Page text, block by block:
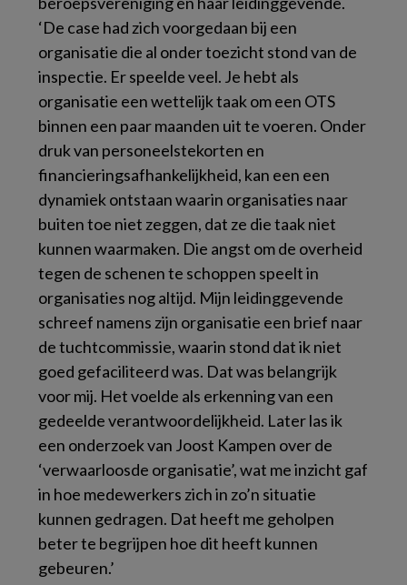
‘De case had zich voorgedaan bij een
organisatie die al onder toezicht stond van de
inspectie. Er speelde veel. Je hebt als
organisatie een wettelijk taak om een OTS
binnen een paar maanden uit te voeren. Onder
druk van personeelstekorten en
financieringsafhankelijkheid, kan een een
dynamiek ontstaan waarin organisaties naar
buiten toe niet zeggen, dat ze die taak niet
kunnen waarmaken. Die angst om de overheid
tegen de schenen te schoppen speelt in
organisaties nog altijd. Mijn leidinggevende
schreef namens zijn organisatie een brief naar
de tuchtcommissie, waarin stond dat ik niet
goed gefaciliteerd was. Dat was belangrijk
voor mij. Het voelde als erkenning van een
gedeelde verantwoordelijkheid. Later las ik
een onderzoek van Joost Kampen over de
‘verwaarloosde organisatie’, wat me inzicht gaf
in hoe medewerkers zich in zo’n situatie
kunnen gedragen. Dat heeft me geholpen
beter te begrijpen hoe dit heeft kunnen
gebeuren.’